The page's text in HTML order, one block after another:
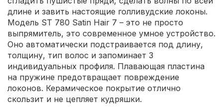
длине и завить настоящие голливудские локоны.
Модель ST 780 Satin Hair 7 – это не просто
выпрямитель, это современное умное устройство.
Оно автоматически подстраивается под длину,
толщину, тип волос и запоминает 3
индивидуальных профиля. Плавающая пластина
на пружине предотвращает повреждение
локонов. Керамическое покрытие отлично
скользит и не цепляет кудряшки.